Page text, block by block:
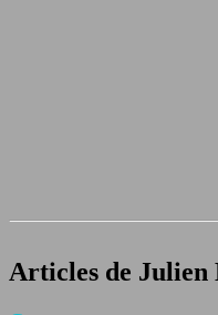
Articles de